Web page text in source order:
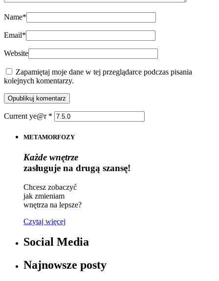
Name*
Email*
Website
Zapamiętaj moje dane w tej przeglądarce podczas pisania
kolejnych komentarzy.
Current ye@r *
METAMORFOZY
Każde wnętrze
zasługuje na drugą szansę!
Chcesz zobaczyć
jak zmieniam
wnętrza na lepsze?
Czytaj więcej
Social Media
Najnowsze posty